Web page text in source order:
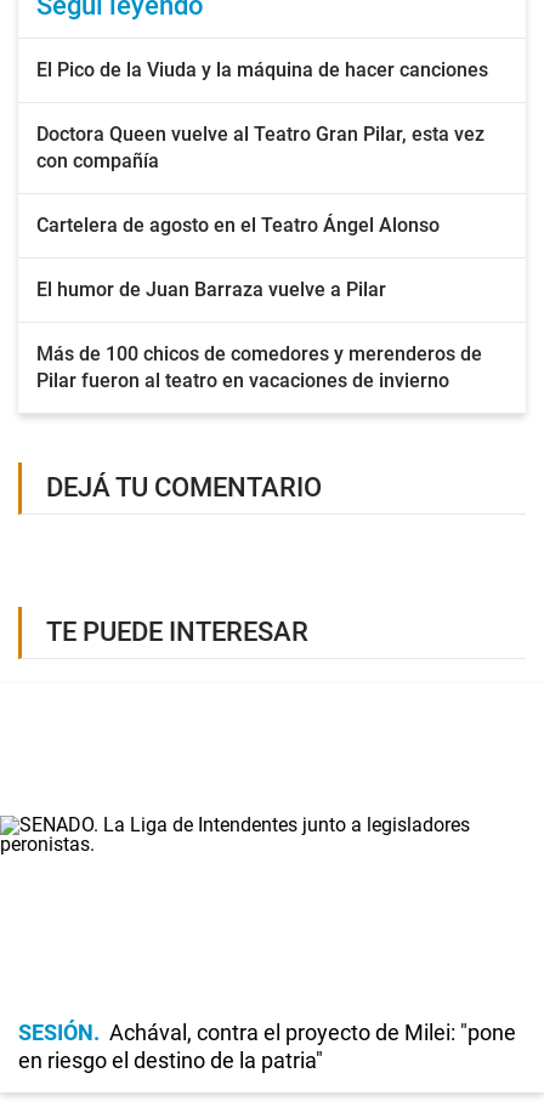
El Pico de la Viuda y la máquina de hacer canciones
Doctora Queen vuelve al Teatro Gran Pilar, esta vez
con compañía
Cartelera de agosto en el Teatro Ángel Alonso
El humor de Juan Barraza vuelve a Pilar
Más de 100 chicos de comedores y merenderos de
Pilar fueron al teatro en vacaciones de invierno
DEJÁ TU COMENTARIO
TE PUEDE INTERESAR
SESIÓN
Achával, contra el proyecto de Milei: "pone
en riesgo el destino de la patria"